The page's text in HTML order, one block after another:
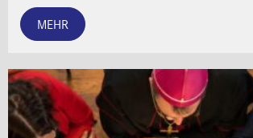
MEHR